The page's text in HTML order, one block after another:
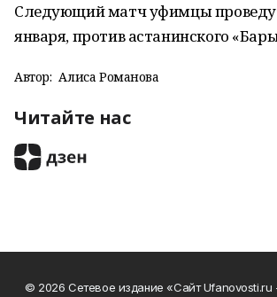
Следующий матч уфимцы
января, против астанинского
Автор: Алиса Романова
Читайте нас
© 2026 Сетевое издание «Сайт Ufanovosti.ru